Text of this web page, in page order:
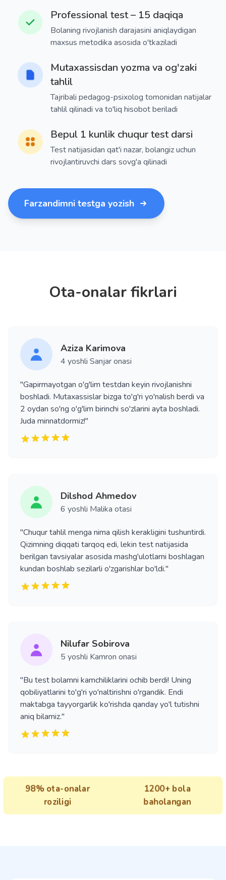
Professional test – 15 daqiqa
Bolaning rivojlanish darajasini aniqlaydigan
maxsus metodika asosida o'tkaziladi
Mutaxassisdan yozma va og'zaki
tahlil
Tajribali pedagog-psixolog tomonidan natijalar
tahlil qilinadi va to'liq hisobot beriladi
Bepul 1 kunlik chuqur test darsi
Test natijasidan qat'i nazar, bolangiz uchun
rivojlantiruvchi dars sovg'a qilinadi
Farzandimni testga yozish
Ota-onalar fikrlari
Aziza Karimova
4 yoshli Sanjar onasi
"Gapirmayotgan o'g'lim testdan keyin rivojlanishni
boshladi. Mutaxassislar bizga to'g'ri yo'nalish berdi va
2 oydan so'ng o'g'lim birinchi so'zlarini ayta boshladi.
Juda minnatdormiz!"
Dilshod Ahmedov
6 yoshli Malika otasi
"Chuqur tahlil menga nima qilish kerakligini tushuntirdi.
Qizimning diqqati tarqoq edi, lekin test natijasida
berilgan tavsiyalar asosida mashg'ulotlarni boshlagan
kundan boshlab sezilarli o'zgarishlar bo'ldi."
Nilufar Sobirova
5 yoshli Kamron onasi
"Bu test bolamni kamchiliklarini ochib berdi! Uning
qobiliyatlarini to'g'ri yo'naltirishni o'rgandik. Endi
maktabga tayyorgarlik ko'rishda qanday yo'l tutishni
aniq bilamiz."
98% ota-onalar
roziligi
1200+ bola
baholangan